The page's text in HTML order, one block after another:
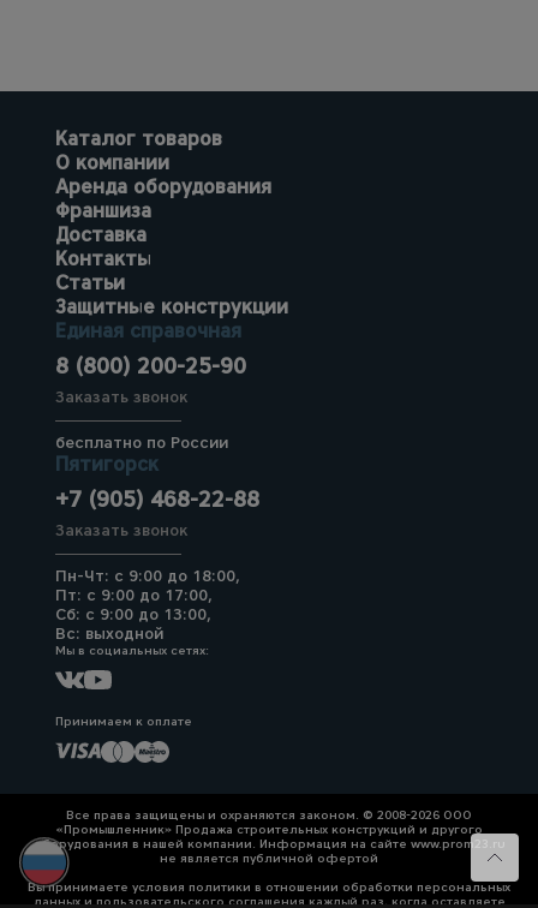
Каталог товаров
О компании
Аренда оборудования
Франшиза
Доставка
Контакты
Статьи
Защитные конструкции
Единая справочная
8 (800) 200-25-90
Заказать звонок
бесплатно по России
Пятигорск
+7 (905) 468-22-88
Заказать звонок
Пн-Чт: с 9:00 до 18:00,
Пт: с 9:00 до 17:00,
Сб: с 9:00 до 13:00,
Вс: выходной
Мы в социальных сетях:
Принимаем к оплате
Все права защищены и охраняются законом. © 2008-2026 ООО
«Промышленник» Продажа строительных конструкций и другого
оборудования в нашей компании. Информация на сайте www.prom23.ru
не является публичной офертой
Вы принимаете условия политики в отношении обработки персональных
данных и пользовательского соглашения каждый раз, когда оставляете